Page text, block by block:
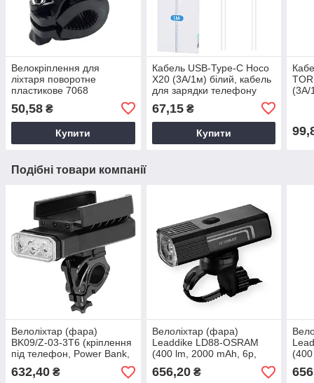
Велокріплення для
ліхтаря поворотне
пластикове 7068
50,58 ₴
Купити
Кабель USB-Type-C Hoco
X20 (3А/1м) білий, кабель
для зарядки телефону
67,15₴
Купити
(3А/
Подібні товари компанії
Велоліхтар (фара)
BK09/Z-03-3T6 (кріплення
під телефон, Power Bank,
6р, Li-Ion акум., ЗП Type-
C)
632,40 ₴
Велоліхтар (фара)
Leaddike LD88-OSRAM
(400 lm, 2000 mAh, 6р,
IP66, Li-Ion акум., ЗП
Type-C)
656,20₴